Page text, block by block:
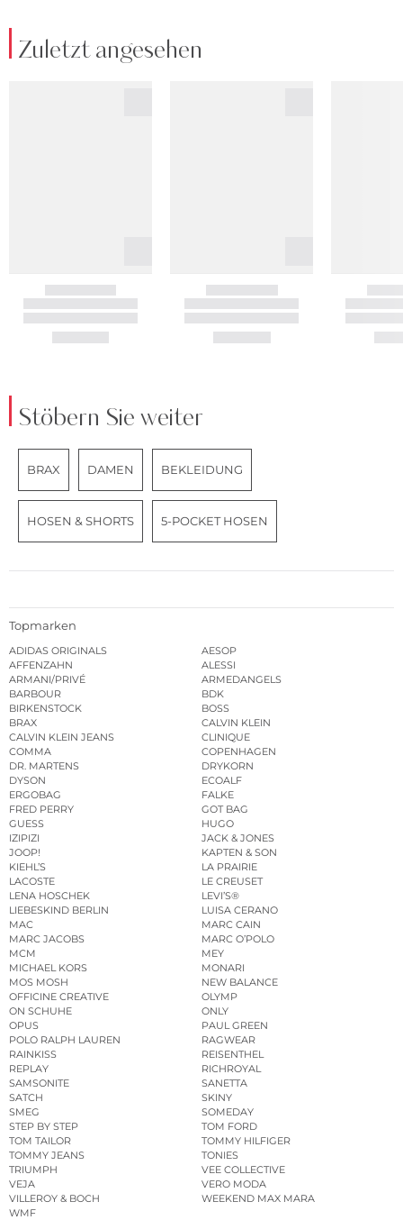
Zuletzt angesehen
Stöbern Sie weiter
BRAX DAMEN BEKLEIDUNG
HOSEN & SHORTS 5-POCKET HOSEN
Topmarken
ADIDAS ORIGINALS
AESOP
AFFENZAHN
ALESSI
ARMANI/PRIVÉ
ARMEDANGELS
BARBOUR
BDK
BIRKENSTOCK
BOSS
BRAX
CALVIN KLEIN
CALVIN KLEIN JEANS
CLINIQUE
COMMA
COPENHAGEN
DR. MARTENS
DRYKORN
DYSON
ECOALF
ERGOBAG
FALKE
FRED PERRY
GOT BAG
GUESS
HUGO
IZIPIZI
JACK & JONES
JOOP!
KAPTEN & SON
KIEHL’S
LA PRAIRIE
LACOSTE
LE CREUSET
LENA HOSCHEK
LEVI’S®
LIEBESKIND BERLIN
LUISA CERANO
MAC
MARC CAIN
MARC JACOBS
MARC O’POLO
MCM
MEY
MICHAEL KORS
MONARI
MOS MOSH
NEW BALANCE
OFFICINE CREATIVE
OLYMP
ON SCHUHE
ONLY
OPUS
PAUL GREEN
POLO RALPH LAUREN
RAGWEAR
RAINKISS
REISENTHEL
REPLAY
RICHROYAL
SAMSONITE
SANETTA
SATCH
SKINY
SMEG
SOMEDAY
STEP BY STEP
TOM FORD
TOM TAILOR
TOMMY HILFIGER
TOMMY JEANS
TONIES
TRIUMPH
VEE COLLECTIVE
VEJA
VERO MODA
VILLEROY & BOCH
WEEKEND MAX MARA
WMF